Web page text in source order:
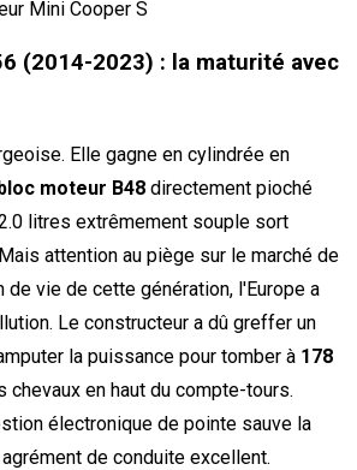
Mini Cooper S
(2014-2023) : la maturité avec
Elle gagne en cylindrée en
moteur B48 directement pioché
litres extrêmement souple sort
attention au piège sur le marché de
de vie de cette génération, l'Europe a
Le constructeur a dû greffer un
la puissance pour tomber à 178
chevaux en haut du compte-tours.
électronique de pointe sauve la
de conduite excellent.